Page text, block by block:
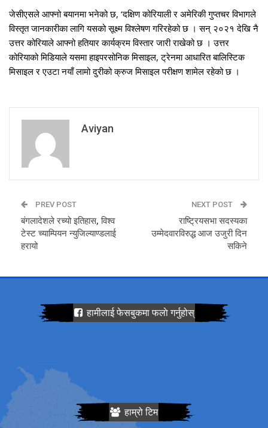
जेसीएसले आफ्नो बयानमा भनेको छ, ‘दक्षिण कोरियाली र अमेरिकी गुप्तचर विभागले
विस्तृत जानकारीका लागि यसको सूक्ष्म विश्लेषण गरिरहेको छ । सन् २०२१ देखि नै
उत्तर कोरियाले आफ्नो हतियार कार्यक्रम विस्तार जारी राखेको छ । उत्तर
कोरियाको मिडियाले यसमा हाइपरसोनिक मिसाइल, ट्रेनमा आधारित बालिस्टिक
मिसाइल र एउटा नयाँ लामो दुरीको क्रुज मिसाइल परीक्षण शामेल रहेको छ ।
Aviyan
PREV POST
बंगलादेशले रच्यो इतिहास, विश्व
टेस्ट च्याम्पियन न्युजिल्याण्डलाई
हरायो
NEXT POST
राष्ट्रियसभा सदस्यका
उम्मेदवारविरुद्ध आज उजुरी दिन
सकिने
हामीलाई फेसबुकमा फलाे गर्नुहोस्
हाम्रो टिम